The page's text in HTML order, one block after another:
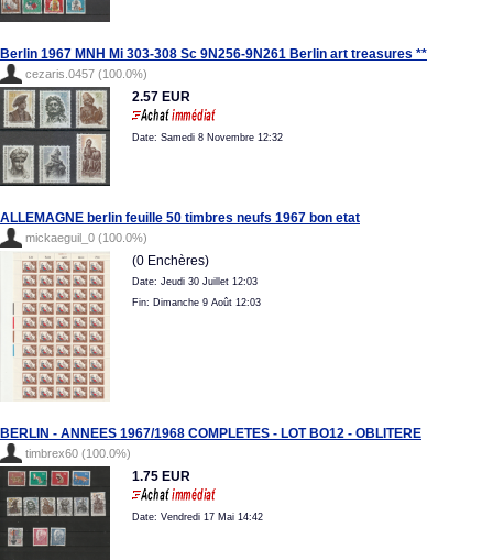
Berlin 1967 MNH Mi 303-308 Sc 9N256-9N261 Berlin art treasures **
cezaris.0457 (100.0%)
2.57 EUR
Date: Samedi 8 Novembre 12:32
ALLEMAGNE berlin feuille 50 timbres neufs 1967 bon etat
mickaeguil_0 (100.0%)
(0 Enchères)
Date: Jeudi 30 Juillet 12:03
Fin: Dimanche 9 Août 12:03
BERLIN - ANNEES 1967/1968 COMPLETES - LOT BO12 - OBLITERE
timbrex60 (100.0%)
1.75 EUR
Date: Vendredi 17 Mai 14:42